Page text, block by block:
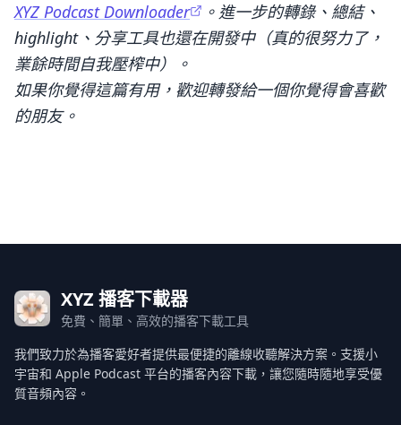
XYZ Podcast Downloader
。進一步的轉錄、總結、
highlight、分享工具也還在開發中（真的很努力了，
業餘時間自我壓榨中）。
如果你覺得這篇有用，歡迎轉發給一個你覺得會喜歡
的朋友。
XYZ 播客下載器
免費、簡單、高效的播客下載工具
我們致力於為播客愛好者提供最便捷的離線收聽解決方案。支援小
宇宙和 Apple Podcast 平台的播客內容下載，讓您隨時隨地享受優
質音頻內容。